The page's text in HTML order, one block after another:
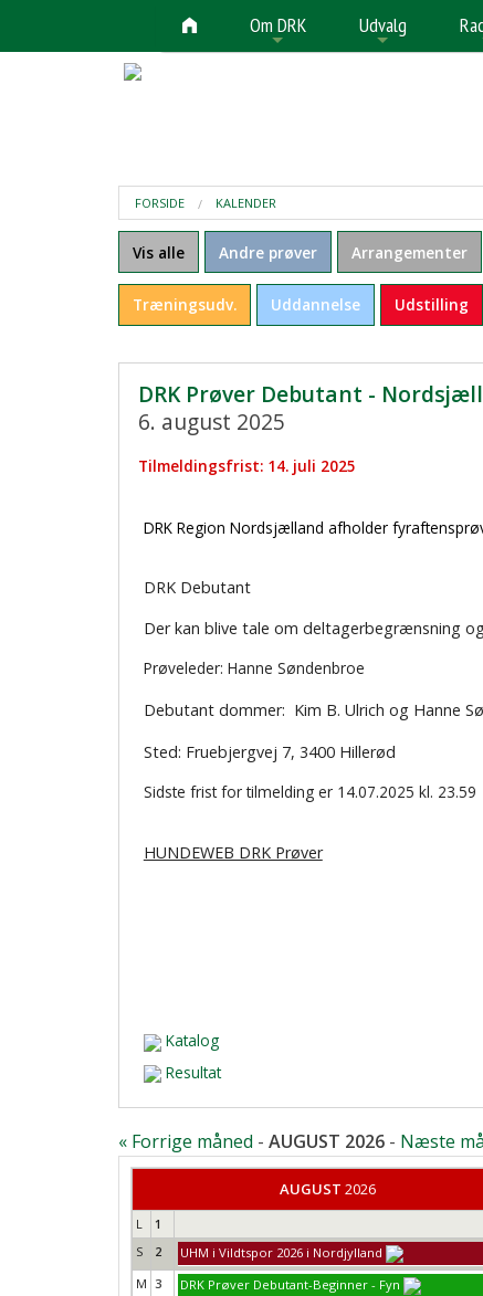
Om DRK Udvalg
FORSIDE KALENDER
Vis alle Andre prøver Arrangementer
Træningsudv. Uddannelse Udstilling
DRK Prøver Debutant -
6. august 2025
Tilmeldingsfrist: 14. juli 2025
DRK Region Nordsjælland afholder
DRK Debutant
Der kan blive tale om deltagerbegrænsning
Prøveleder: Hanne Søndenbroe
Debutant dommer: Kim B. Ulrich og Hanne
Sted: Fruebjergvej 7, 3400 Hillerød
Sidste frist for tilmelding er 14.07.2025 kl. 23.59
HUNDEWEB DRK Prøver
Katalog
Resultat
« Forrige måned - AUGUST 2026 - Næste
AUGUST 2026
L
1
S
2
UHM i Vildtspor 2026 i Nordjylland
M 3
DRK Prøver Debutant-Beginner - Fyn